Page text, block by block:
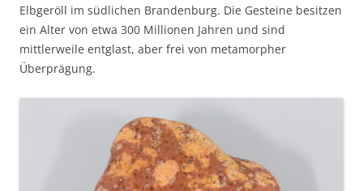
Elbgeröll im südlichen Brandenburg. Die Gesteine besitzen
ein Alter von etwa 300 Millionen Jahren und sind
mittlerweile entglast, aber frei von metamorpher
Überprägung.